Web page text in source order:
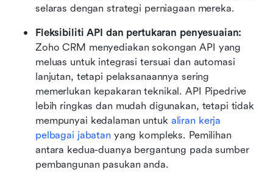
selaras dengan strategi perniagaan mereka.
Zoho CRM menyediakan sokongan API yang
meluas untuk integrasi tersuai dan automasi
lanjutan, tetapi pelaksanaannya sering
memerlukan kepakaran teknikal. API Pipedrive
lebih ringkas dan mudah digunakan, tetapi tidak
mempunyai kedalaman untuk aliran kerja
pelbagai jabatan yang kompleks. Pemilihan
antara kedua-duanya bergantung pada sumber
pembangunan pasukan anda.